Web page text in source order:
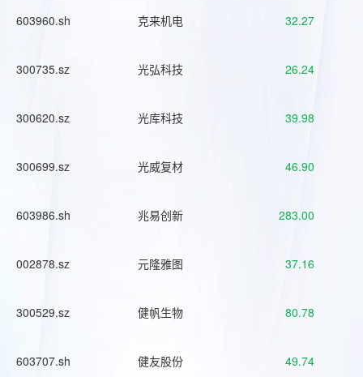
603960.sh 克来机电 32.27
300735.sz 光弘科技 26.24
300620.sz 光库科技 39.98
300699.sz 光威复材 46.90
603986.sh 兆易创新 283.00
002878.sz 元隆雅图 37.16
300529.sz 健帆生物 80.78
603707.sh 健友股份 49.74